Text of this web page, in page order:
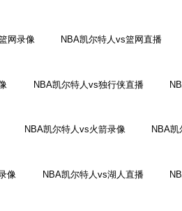
网录像 NBA凯尔特人vs篮网直播
NBA凯尔特人vs独行侠直播
NBA凯尔特人vs火箭录像 NBA
像 NBA凯尔特人vs湖人直播